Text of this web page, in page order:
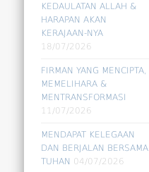
KEDAULATAN ALLAH &
HARAPAN AKAN
KERAJAAN-NYA
18/07/2026
FIRMAN YANG MENCIPTA,
MEMELIHARA &
MENTRANSFORMASI
11/07/2026
MENDAPAT KELEGAAN
DAN BERJALAN BERSAMA
TUHAN 04/07/2026